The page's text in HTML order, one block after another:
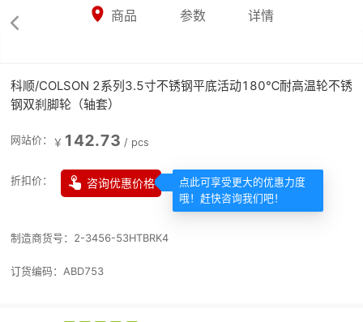

 商品 参数 详情
科顺/COLSON 2系列3.5寸不锈钢平底活动180℃耐高温轮不锈
钢双刹脚轮（轴套）
网站价： ￥ 142.73 / pcs
折扣价：  咨询优惠价格
点此可享受更大的优惠力度
哦！赶快咨询我们吧！
制造商货号： 2-3456-53HTBRK4
订货编码： ABD753